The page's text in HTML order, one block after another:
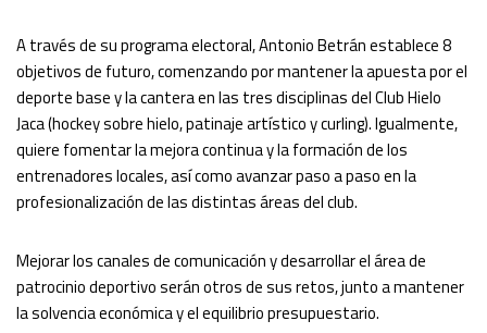
A través de su programa electoral, Antonio Betrán establece 8
objetivos de futuro, comenzando por mantener la apuesta por el
deporte base y la cantera en las tres disciplinas del Club Hielo
Jaca (hockey sobre hielo, patinaje artístico y curling). Igualmente,
quiere fomentar la mejora continua y la formación de los
entrenadores locales, así como avanzar paso a paso en la
profesionalización de las distintas áreas del club.
Mejorar los canales de comunicación y desarrollar el área de
patrocinio deportivo serán otros de sus retos, junto a mantener
la solvencia económica y el equilibrio presupuestario.